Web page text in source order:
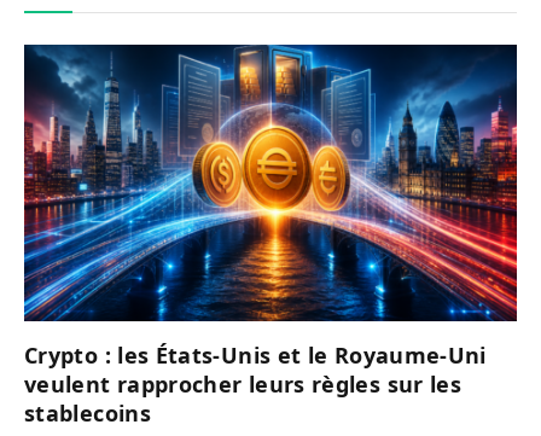
Crypto : les États-Unis et le Royaume-Uni
veulent rapprocher leurs règles sur les
stablecoins